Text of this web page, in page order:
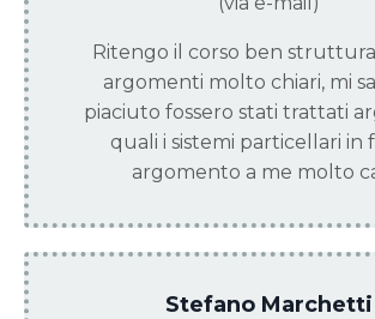
Ritengo il corso ben
argomenti molto chiari, mi
piaciuto fossero stati trattati
quali i sistemi particellari in
argomento a me molto
Stefano Marchetti